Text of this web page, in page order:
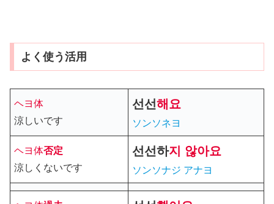
よく使う活用
ヘヨ体
涼しいです
선선해요
ソンソネヨ
ヘヨ体否定
涼しくないです
선선하지 않아요
ソンソナジ アナヨ